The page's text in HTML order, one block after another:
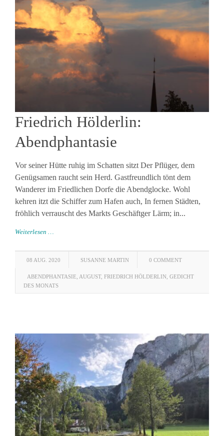
Friedrich Hölderlin:
Abendphantasie
Vor seiner Hütte ruhig im Schatten sitzt Der Pflüger, dem
Genügsamen raucht sein Herd. Gastfreundlich tönt dem
Wanderer im Friedlichen Dorfe die Abendglocke. Wohl
kehren itzt die Schiffer zum Hafen auch, In fernen Städten,
fröhlich verrauscht des Markts Geschäftger Lärm; in...
Weiterlesen …
08 AUG. 2020 SUSANNE MARTIN 0 COMMENT
ABENDPHANTASIE AUGUST, FRIEDRICH HÖLDERLIN GEDICHT
DES MONATS